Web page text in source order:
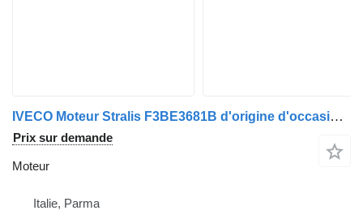
IVECO Moteur Stralis F3BE3681B d'origine d'occasion pour camion IVECO Stralis 2007-2012
Prix sur demande
Moteur
Italie, Parma